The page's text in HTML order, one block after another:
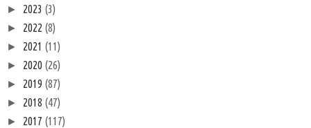
► 2023 (3)
► 2022 (8)
► 2021 (11)
► 2020 (26)
► 2019 (87)
► 2018 (47)
► 2017 (117)